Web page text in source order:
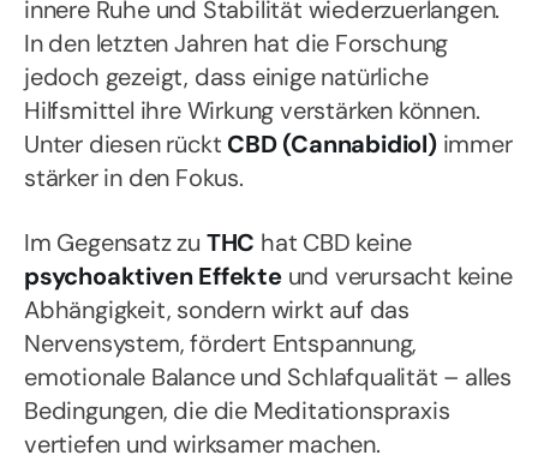
innere Ruhe und Stabilität wiederzuerlangen.
In den letzten Jahren hat die Forschung
jedoch gezeigt, dass einige natürliche
Hilfsmittel ihre Wirkung verstärken können.
Unter diesen rückt CBD (Cannabidiol)immer
stärker in den Fokus.
Im Gegensatz zu THC hat CBD keine
psychoaktiven Effekteund verursacht keine
Abhängigkeit, sondern wirkt auf das
Nervensystem, fördert Entspannung,
emotionale Balance und Schlafqualität – alles
Bedingungen, die die Meditationspraxis
vertiefen und wirksamer machen.